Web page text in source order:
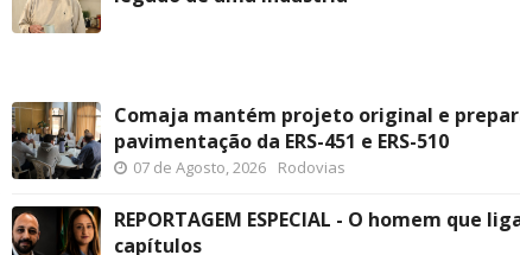
Comaja mantém projeto original e
pavimentação da ERS-451 e ERS-510
07 de Agosto, 2026 Rodovias
REPORTAGEM ESPECIAL - O homem que
capítulos